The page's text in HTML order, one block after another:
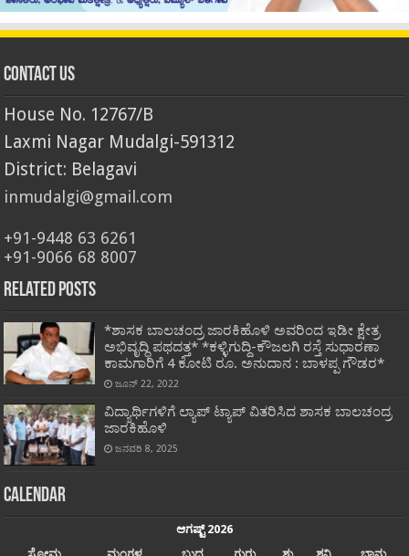
Contact Us
House No. 12767/B
Laxmi Nagar Mudalgi-591312
District: Belagavi
inmudalgi@gmail.com
+91-9448 63 6261
+91-9066 68 8007
Related Posts
*ಶಾಸಕ ಬಾಲಚಂದ್ರ ಜಾರಕಿಹೊಳಿ ಅವರಿಂದ ಇಡೀ ಕ್ಷೇತ್ರ
ಅಭಿವೃದ್ಧಿ ಪಥದತ್ತ* *ಕಳ್ಳಿಗುದ್ದಿ-ಕೌಜಲಗಿ ರಸ್ತೆ ಸುಧಾರಣಾ
ಕಾಮಗಾರಿಗೆ 4 ಕೋಟಿ ರೂ. ಅನುದಾನ : ಬಾಳಪ್ಪ ಗೌಡರ*
ಜೂನ್ 22, 2022
ವಿದ್ಯಾರ್ಥಿಗಳಿಗೆ ಲ್ಯಾಪ್ ಟ್ಯಾಪ್ ವಿತರಿಸಿದ ಶಾಸಕ ಬಾಲಚಂದ್ರ
ಜಾರಕಿಹೊಳಿ
ಜನವರಿ 8, 2025
Calendar
ಆಗಷ್ಟ್ 2026